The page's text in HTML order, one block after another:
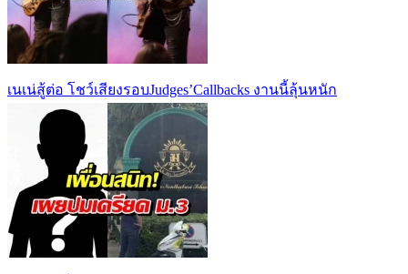
เนเน่สู้ต่อ โชว์เสียงรอบJudges’Callbacks งานนี้ลุ้นหนัก